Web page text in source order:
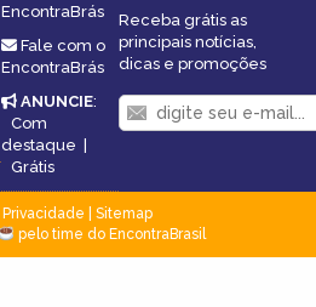
EncontraBrás
Fale com o
EncontraBrás
ANUNCIE:
Com
destaque |
Grátis
Receba grátis as
principais notícias,
dicas e promoções
Privacidade
Sitemap
pelo time do EncontraBrasil